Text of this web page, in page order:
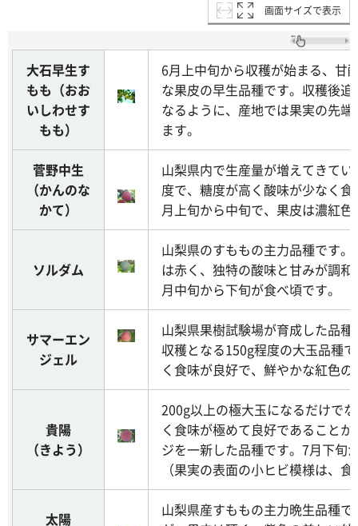
画面サイズで表示
大石早生す
もも（おお
いしわせす
もも）
6月上中旬から収穫が始まる、甘
な果皮の早生品種です。収穫後
なるように、産地では果実の先
ます。
菅野中生
（かんのな
かて）
山梨県内で生産量が増えてきて
度で、糖度が高く酸味が少なく
月上旬から中旬で、果皮は濃紅
ソルダム
山梨県のすももの主力品種です
は赤く、独特の酸味と甘みが調
月中旬から下旬が食べ頃です。
サマーエン
ジェル
山梨県果樹試験場が育成した品
収穫となる150g程度の大玉品種
く食味が良好で、鮮やかな紅色
貴陽
（きよう）
200g以上の極大玉になるだけで
く食味が極めて良好であること
ジを一新した品種です。7月下旬
（果実の表面の小ヒビ模様は、
太陽
山梨県産すももの主力晩生品種